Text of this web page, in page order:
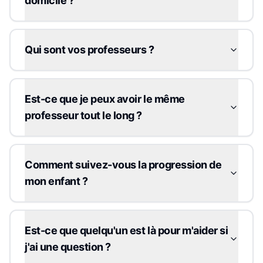
Qui sont vos professeurs ?
Est-ce que je peux avoir le même
professeur tout le long ?
Comment suivez-vous la progression de
mon enfant ?
Est-ce que quelqu'un est là pour m'aider si
j'ai une question ?